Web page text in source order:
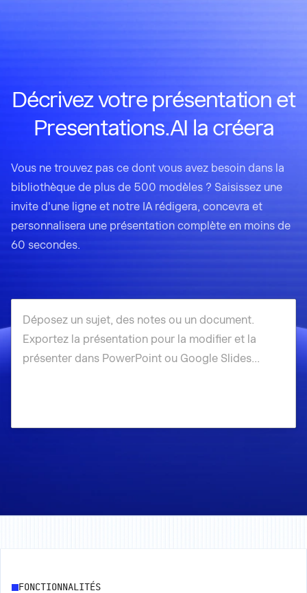
Décrivez votre présentation et
Presentations.AI la créera
Vous ne trouvez pas ce dont vous avez besoin dans la
bibliothèque de plus de 500 modèles ? Saisissez une
invite d'une ligne et notre IA rédigera, concevra et
personnalisera une présentation complète en moins de
60 secondes.
FONCTIONNALITÉS